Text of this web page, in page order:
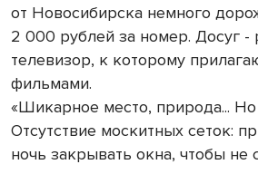
от Новосибирска немного
2 000 рублей за номер. Досуг -
телевизор, к которому
фильмами.
«Шикарное место, природа...
Отсутствие москитных сеток:
ночь закрывать окна, чтобы